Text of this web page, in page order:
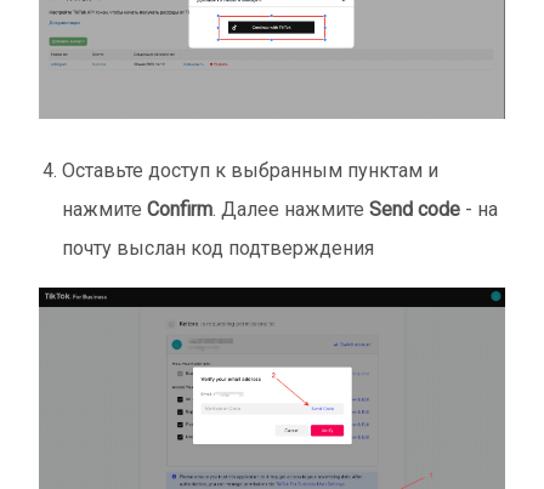
Оставьте доступ к выбранным пунктам и
нажмитеConfirm. Далее нажмитеSend code - на
почту выслан код подтверждения